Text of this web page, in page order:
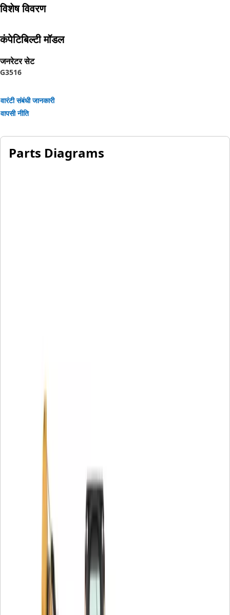
विशेष विवरण
कंपेटिबिल्टी मॉडल
जनरेटर सेट
G3516
वारंटी संबंधी जानकारी
वापसी नीति
Parts Diagrams